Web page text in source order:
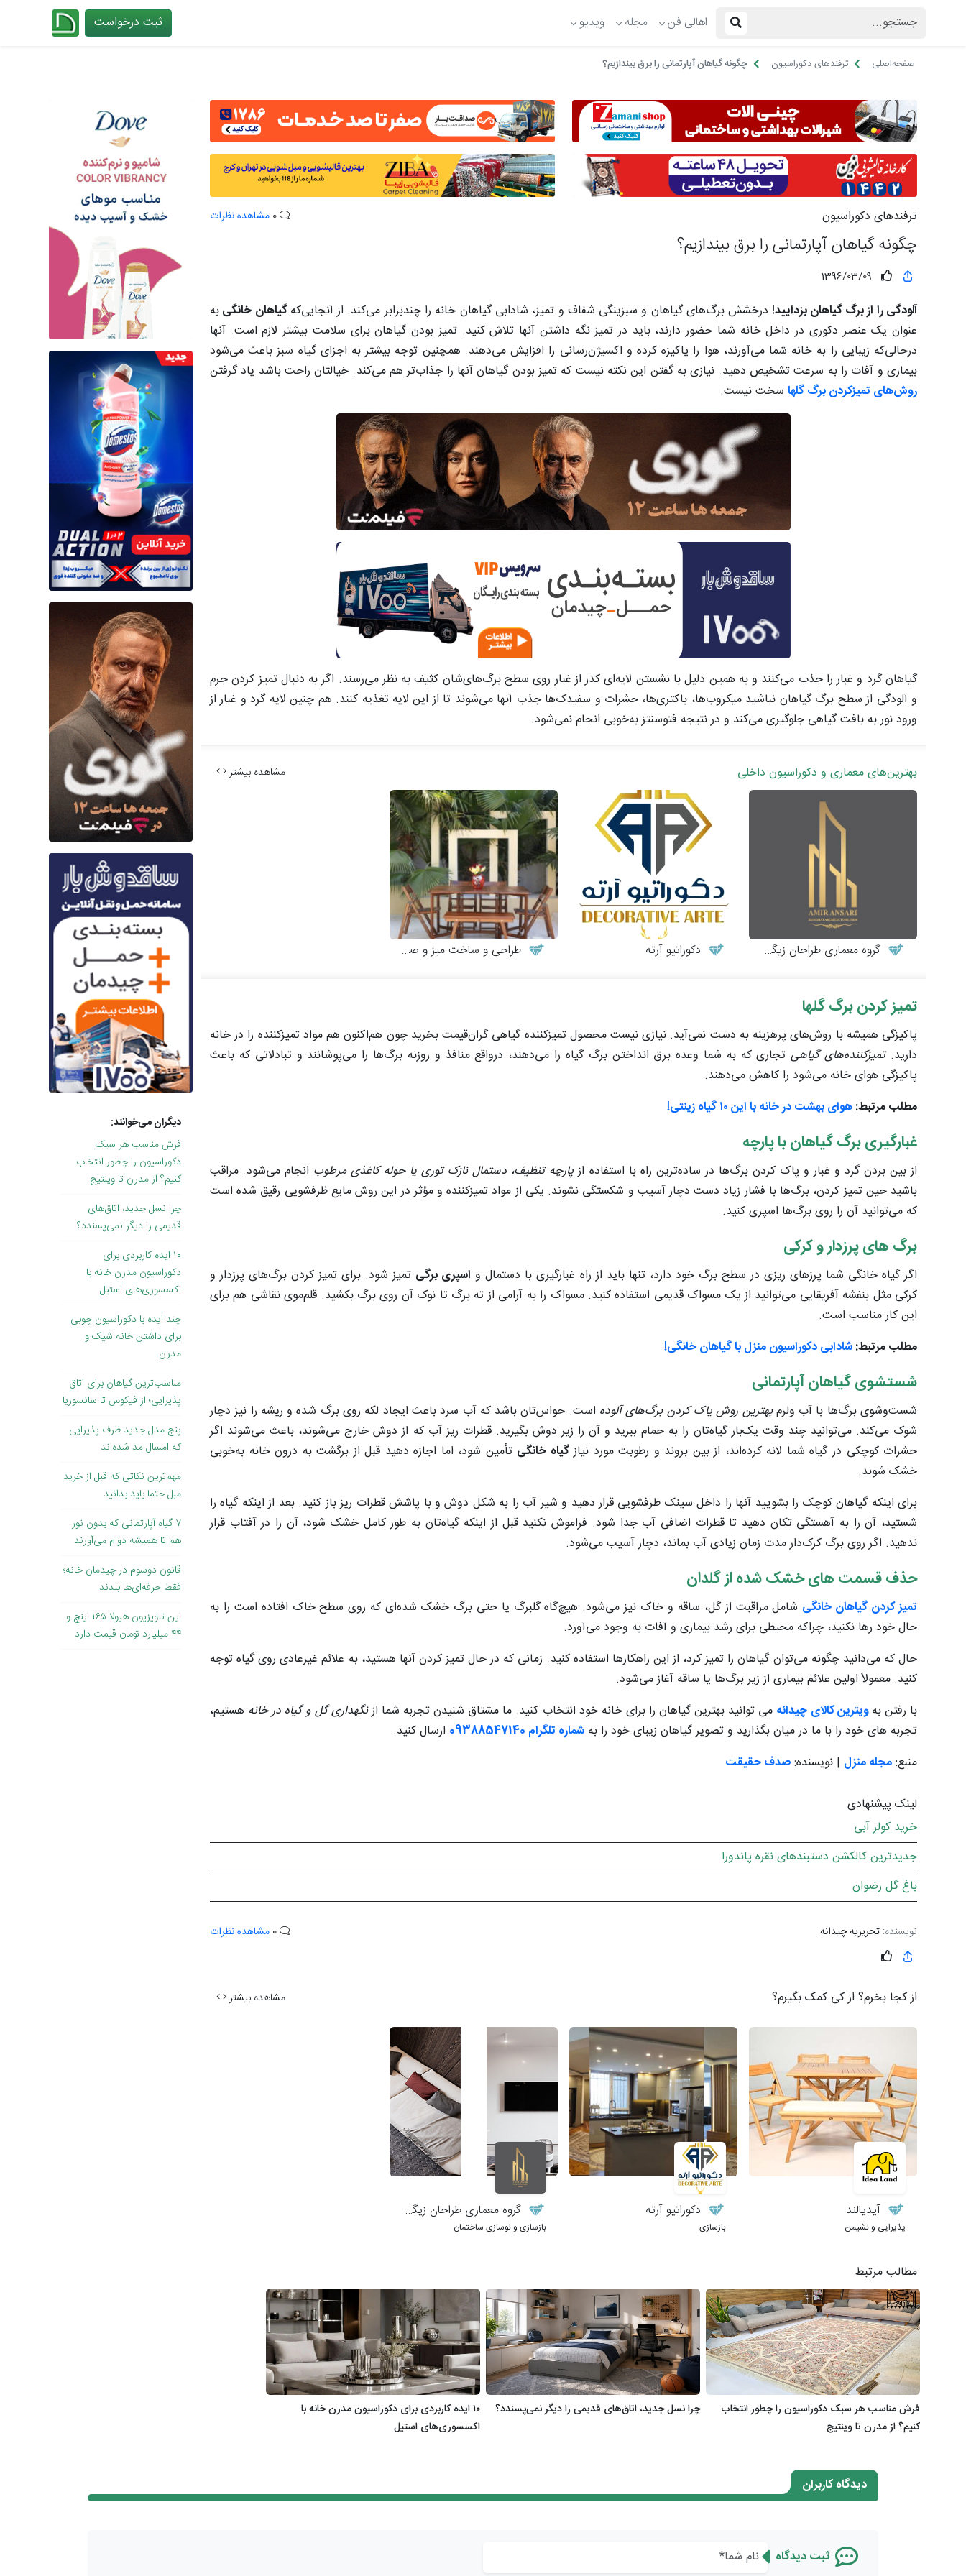
اهالی فن مجله ویدیو ثبت درخواست
صفحه‌اصلی ترفندهای دکوراسیون چگونه گیاهان آپارتمانی را برق بیندازیم؟
ترفندهای دکوراسیون مشاهده نظرات
چگونه گیاهان آپارتمانی را برق بیندازیم؟
1396/03/09
آلودگی را از برگ گیاهان بزدایید! درخشش برگ‌های گیاهان و سبزینگی شفاف و تمیز، شادابی گیاهان خانه را چندبرابر می‌کند. ازآنجایی‌کهگیاهان خانگیبه
‌عنوان یک عنصر دکوری در داخل خانه شما حضور دارند، باید در تمیز نگه داشتن آنها تلاش کنید. تمیز بودن گیاهان برای سلامت بیشتر لازم است. آنها
درحالی‌که زیبایی را به خانه شما می‌آورند، هوا را پاکیزه کرده و اکسیژن‌رسانی را افزایش می‌دهند. همچنین توجه بیشتر به اجزای گیاه سبز باعث می‌شود
بیماری و آفات را به سرعت تشخیص دهید. نیازی به گفتن این نکته نیست که تمیز بودن گیاهان آنها را جذاب‌تر هم می‌کند. خیالتان راحت باشد یاد گرفتن
روش‌های تمیزکردن برگ گلها سخت نیست.
گیاهان گرد و غبار را جذب می‌کنند و به همین دلیل با نشستن لایه‌ای کدر از غبار روی سطح برگ‌های‌شان کثیف به نظر می‌رسند. اگر به دنبال تمیز کردن جرم
و آلودگی از سطح برگ گیاهان نباشید میکروب‌ها، باکتری‌ها، حشرات و سفیدک‌ها جذب آنها می‌شوند تا از این لایه تغذیه کنند. هم چنین لایه گرد و غبار از
ورود نور به بافت گیاهی جلوگیری می‌کند و در نتیجه فتوسنتز به‌خوبی انجام نمی‌شود.
بهترین‌های معماری و دکوراسیون داخلی مشاهده بیشتر
گروه معماری طراحان زیگورات دکوراتیو آرته طراحی و ساخت میز و صندلی چوبی
تمیز کردن برگ گلها
پاکیزگی همیشه با روش‌های پرهزینه به دست نمی‌آید. نیازی نیست محصول تمیزکننده گیاهی گران‌قیمت بخرید چون هم‌اکنون هم مواد تمیزکننده را در خانه
دارید.تمیزکننده‌های گیاهی تجاری که به شما وعده برق انداختن برگ گیاه را می‌دهند، درواقع منافذ و روزنه برگ‌ها را می‌پوشانند و تبادلاتی که باعث
پاکیزگی هوای خانه می‌شود را کاهش می‌دهند.
مطلب مرتبط:هوای بهشت در خانه با این ۱۰ گیاه زینتی!
غبارگیری برگ‌ گیاهان با پارچه
از بین بردن گرد و غبار و پاک کردن برگ‌ها در ساده‌ترین راه با استفاده ازپارچه تنظیف، دستمال نازک توری یا حوله کاغذی مرطوب انجام می‌شود. مراقب
باشید حین تمیز کردن، برگ‌ها با فشار زیاد دست دچار آسیب و شکستگی نشوند. یکی از مواد تمیزکننده و مؤثر در این روش مایع ظرفشویی رقیق شده است
که می‌توانید آن را روی برگ‌ها اسپری کنید.
برگ‌ های پرزدار و کرکی
اگر گیاه خانگی شما پرزهای ریزی در سطح برگ خود دارد،‌ تنها باید از راه غبارگیری با دستمال و اسپری برگی تمیز شود. برای تمیز کردن برگ‌های پرزدار و
کرکی مثل بنفشه آفریقایی می‌توانید از یک مسواک قدیمی استفاده کنید. مسواک را به‌ آرامی از ته برگ تا نوک آن روی برگ بکشید. قلم‌موی نقاشی هم برای
این کار مناسب است.
مطلب مرتبط:شادابی دکوراسیون منزل با گیاهان خانگی!
شستشوی گیاهان آپارتمانی
شست‌وشوی برگ‌ها با آب ولرمبهترین روش پاک کردن برگ‌های آلوده است. حواس‌تان باشد که آب سرد باعث ایجاد لکه روی برگ شده و ریشه را نیز دچار
شوک می‌کند. می‌توانید چند وقت یک‌بار گیاه‌تان را به حمام ببرید و آن را زیر دوش بگیرید. قطرات ریز آب که از دوش خارج می‌شوند، باعث می‌شوند اگر
حشرات کوچکی در گیاه شما لانه کرده‌اند، از بین بروند و رطوبت مورد نیازگیاه خانگی تأمین شود، اما اجازه دهید قبل از برگشت به درون خانه به‌خوبی
خشک شوند.
برای اینکه گیاهان کوچک را بشویید آنها را داخل سینک ظرفشویی قرار دهید و شیر آب را به شکل دوش و با پاشش قطرات ریز باز کنید. بعد از اینکه گیاه را
شستید، آن را به آهستگی تکان دهید تا قطرات اضافی آب جدا شود. فراموش نکنید قبل از اینکه گیاه‌تان به طور کامل خشک شود، آن را در آفتاب قرار
ندهید. اگر روی برگ کرک‌دار مدت زمان زیادی آب بماند، دچار آسیب می‌شود.
حذف قسمت‌ های خشک‌ شده از گلدان
تمیز کردن گیاهان خانگی شامل مراقبت از گل، ساقه و خاک نیز می‌شود. هیچ‌گاه گلبرگ یا حتی برگ خشک شده‌ای که روی سطح خاک افتاده است را به
حال خود رها نکنید، چراکه محیطی برای رشد بیماری و آفات به وجود می‌آورد.
حال که می‌دانید چگونه می‌توان گیاهان را تمیز کرد، از این راهکارها استفاده کنید. زمانی که در حال تمیز کردن آنها هستید، به علائم غیرعادی روی گیاه توجه
کنید. معمولاً اولین علائم بیماری از زیر برگ‌ها یا ساقه آغاز می‌شود.
با رفتن بهویترین کالای چیدانه می توانید بهترین گیاهان را برای خانه خود انتخاب کنید. ما مشتاق شنیدن تجربه شما ازنگهداری گل و گیاه در خانه هستیم،
تجربه های خود را با ما در میان بگذارید و تصویر گیاهان زیبای خود را به شماره تلگرام 09388547140
ارسال کنید.
منبع:مجله منزل | نویسنده:صدف حقیقت
لینک پیشنهادی
خرید کولر آبی
جدیدترین کالکشن دستبندهای نقره پاندورا
باغ گل رضوان
نویسنده: تحریریه چیدانه مشاهده نظرات
از کجا بخرم؟ از کی کمک بگیرم؟ مشاهده بیشتر
آیدیالند
پذیرایی و نشیمن
دکوراتیو آرته
بازسازی
گروه معماری طراحان زیگورات
بازسازی و نوسازی ساختمان
مطالب مرتبط
فرش مناسب هر سبک دکوراسیون را چطور انتخاب
کنیم؟ از مدرن تا وینتیج
چرا نسل جدید، اتاق‌های قدیمی را دیگر نمی‌پسندد؟
۱۰ ایده کاربردی برای دکوراسیون مدرن خانه با
اکسسوری‌های استیل
دیگران می‌خوانند:
فرش مناسب هر سبک
دکوراسیون را چطور انتخاب
کنیم؟ از مدرن تا وینتیج
چرا نسل جدید، اتاق‌های
قدیمی را دیگر نمی‌پسندد؟
۱۰ ایده کاربردی برای
دکوراسیون مدرن خانه با
اکسسوری‌های استیل
چند ایده با دکوراسیون چوبی
برای داشتن خانه شیک و
مدرن
مناسب‌ترین گیاهان برای اتاق
پذیرایی؛ از فیکوس تا سانسوریا
پنج مدل جدید ظرف پذیرایی
که امسال مد شده‌اند
مهم‌ترین نکاتی که قبل از خرید
مبل حتما باید بدانید
۷ گیاه آپارتمانی که بدون نور
هم تا همیشه دوام می‌آورند
قانون دوسوم در چیدمان خانه؛
فقط حرفه‌ای‌ها بلدند
این تلویزیون هیولا ۱۶۵ اینچ و
۴۴ میلیارد تومان قیمت دارد
دیدگاه کاربران
ثبت دیدگاه